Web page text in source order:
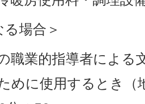
る場合＞
職業的指導者による
めに使用するとき（